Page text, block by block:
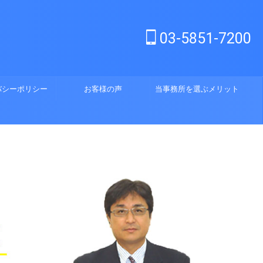
03-5851-7200
ーポリシー お客様の声 当事務所を選ぶメリット